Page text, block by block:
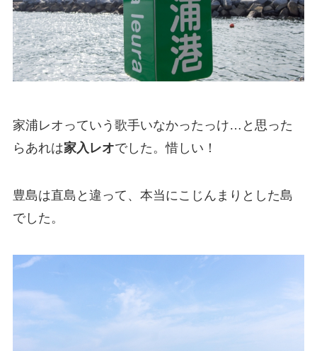
家浦レオっていう歌手いなかったっけ…と思った
らあれは家入レオでした。惜しい！
豊島は直島と違って、本当にこじんまりとした島
でした。